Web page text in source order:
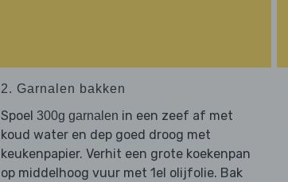
2. Garnalen bakken
Spoel 300g garnalen in een zeef af met
koud water en dep goed droog met
keukenpapier. Verhit een grote koekenpan
op middelhoog vuur met 1el olijfolie. Bak